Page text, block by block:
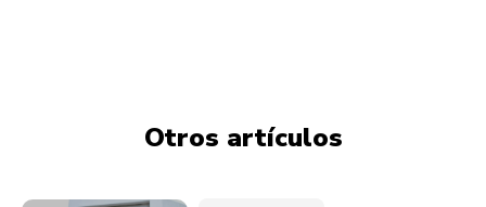
Otros artículos